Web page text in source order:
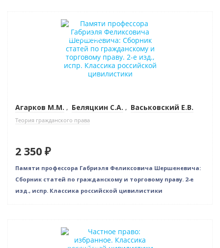
Индивидуальный подход
Агарков М.М. , Беляцкин С.А. , Васьковский Е.В.
Теория гражданского права
2 350 ₽
Памяти профессора Габриэля Феликсовича Шершеневича:
Сборник статей по гражданскому и торговому праву. 2-е
изд., испр. Классика российской цивилистики
Индивидуальный подход